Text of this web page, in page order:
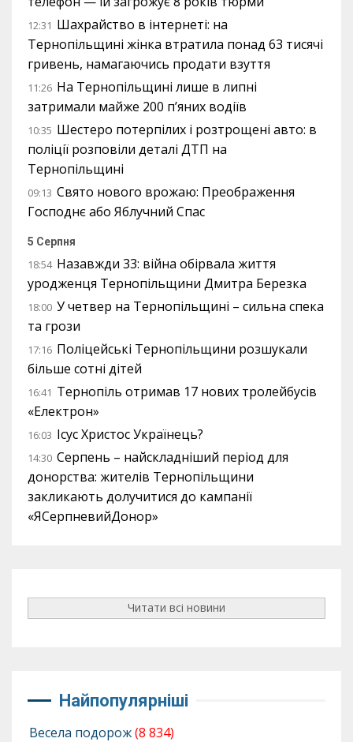
12:31 Шахрайство в інтернеті: на
Тернопільщині жінка втратила понад 63 тисячі
гривень, намагаючись продати взуття
11:26 На Тернопільщині лише в липні
затримали майже 200 п’яних водіїв
10:35 Шестеро потерпілих і розтрощені авто: в
поліції розповіли деталі ДТП на
Тернопільщині
09:13 Свято нового врожаю: Преображення
Господнє або Яблучний Спас
5 Серпня
18:54 Назавжди 33: війна обірвала життя
уродженця Тернопільщини Дмитра Березка
18:00 У четвер на Тернопільщині – сильна спека
та грози
17:16 Поліцейські Тернопільщини розшукали
більше сотні дітей
16:41 Тернопіль отримав 17 нових тролейбусів
«Електрон»
16:03 Ісус Христос Українець?
14:30 Серпень – найскладніший період для
донорства: жителів Тернопільщини
закликають долучитися до кампанії
«ЯСерпневийДонор»
Читати всі новини
Найпопулярніші
Весела подорож(8 834)